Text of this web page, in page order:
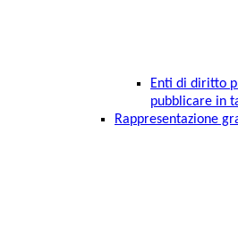
Enti di diritto
pubblicare in
Rappresentazione